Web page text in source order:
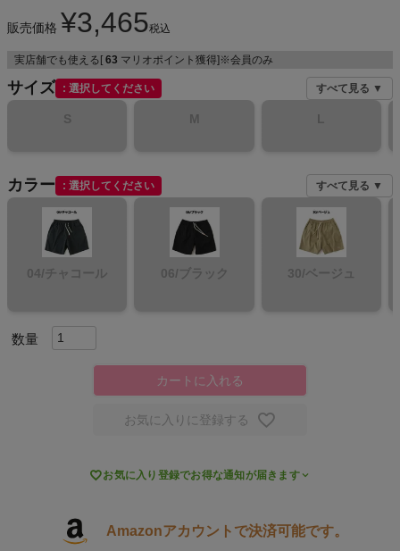
レディーススポーツウェア
キャンプ・フェス
インフィット INFIT
販売価格 ¥3,465税込
実店舗でも使える[ 63 マリオポイント獲得]※会員のみ
サイズ 選択してください すべて見る ▼
S M L
カラー 選択してください すべて見る ▼
04/チャコール 06/ブラック 30/ベージュ
カートに入れる
お気に入りに登録する
お気に入り登録でお得な通知が届きます
Amazonアカウントで決済可能です。